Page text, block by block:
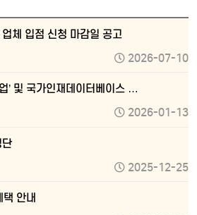
체 입점 신청 마감일 공고
2026-07-10
’ 및 국가인재데이터베이스 …
2026-01-13
2025-12-25
택 안내